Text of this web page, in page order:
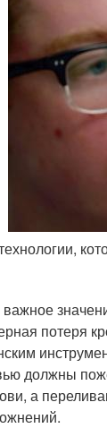
важное
потеря
должны
а